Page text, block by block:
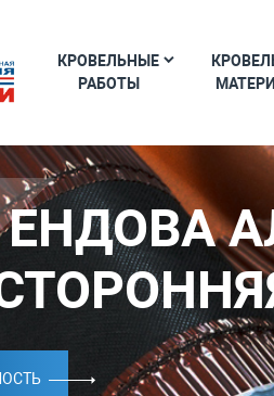
КРОВЕЛЬНЫЕ
РАБОТЫ
ЕНДОВА